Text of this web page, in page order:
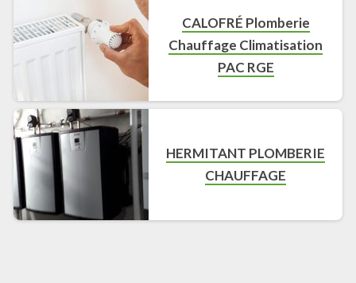
CALOFRÉ Plomberie
Chauffage Climatisation
PAC RGE
HERMITANT PLOMBERIE
CHAUFFAGE